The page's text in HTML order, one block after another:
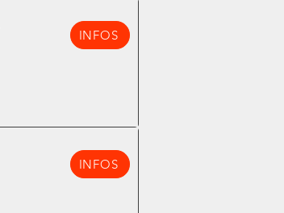
INFOS
INFOS